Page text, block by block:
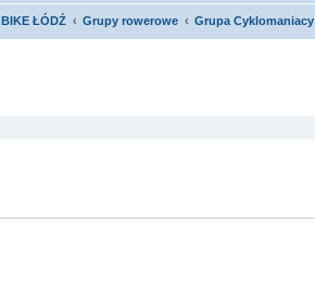
BIKE ŁÓDŹ Grupy rowerowe Grupa Cyklomaniacy